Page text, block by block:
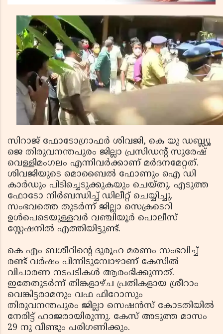
സിറാജ് ഫോടോഗ്രാഫര്‍ ശിവജി, കെ യു ഡബ്ല്യൂ
ജെ തിരുവനന്തപുരം ജില്ലാ പ്രസിഡന്റ് സുരേഷ്
വെള്ളിമംഗലം എന്നിവര്‍ക്കാണ് മര്‍ദനമേറ്റത്.
ശിവജിയുടെ മൊബൈല്‍ ഫോണും ഐ ഡി
കാര്‍ഡും പിടിച്ചെടുക്കുകയും ചെയ്തു. എടുത്ത
ഫോടോ നിര്‍ബന്ധിച്ച് ഡിലീറ്റ് ചെയ്യിച്ചു.
സംഭവത്തെ തുടര്‍ന്ന് ജില്ലാ സെക്രടെറി
ഉള്‍പെടെയുള്ളവര്‍ വഞ്ചിയൂര്‍ പൊലീസ്
സ്റ്റേഷനില്‍ എത്തിയിട്ടുണ്ട്.
കെ എം ബശീറിന്റെ ദുരൂഹ മരണം സംഭവിച്ച്
രണ്ട് വര്‍ഷം പിന്നിടുമ്പോഴാണ് കേസില്‍
വിചാരണ നടപടികള്‍ ആരംഭിക്കുന്നത്.
ഇതേതുടര്‍ന്ന് തിങ്കളാഴ്ച പ്രതികളായ ശ്രീറാം
വെങ്കിട്ടരാമനും വഫ ഫിറോസും
തിരുവനന്തപുരം ജില്ലാ സെഷന്‍സ് കോടതിയില്‍
നേരിട്ട് ഹാജരായിരുന്നു. കേസ് അടുത്ത മാസം
29 നു വീണ്ടും പരിഗണിക്കും.